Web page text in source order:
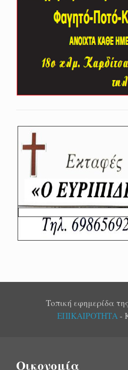
Τοπική εφημερίδα
ΕΠΙΚΑΙΡΟΤΗΤΑ-
Οικονομία